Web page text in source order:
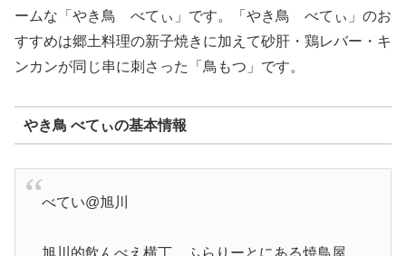
ームな「やき鳥 べてぃ」です。「やき鳥 べてぃ」のお
すすめは郷土料理の新子焼きに加えて砂肝・鶏レバー・キ
ンカンが同じ串に刺さった「鳥もつ」です。
やき鳥 べてぃの基本情報
べてい@旭川